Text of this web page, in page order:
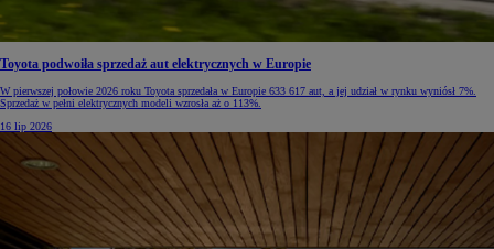
Toyota podwoiła sprzedaż aut elektrycznych w Europie
W pierwszej połowie 2026 roku Toyota sprzedała w Europie 633 617 aut, a jej udział w rynku wyniósł 7%.
Sprzedaż w pełni elektrycznych modeli wzrosła aż o 113%.
16 lip 2026